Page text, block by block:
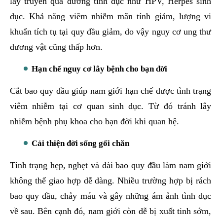
dục. Khả năng viêm nhiễm mãn tính giảm, lượng vi
khuẩn tích tụ tại quy đầu giảm, do vậy nguy cơ ung thư
dương vật cũng thấp hơn.
Hạn chế nguy cơ lây bệnh cho bạn đời
Cắt bao quy đầu giúp nam giới hạn chế được tình trạng
viêm nhiễm tại cơ quan sinh dục. Từ đó tránh lây
nhiễm bệnh phụ khoa cho bạn đời khi quan hệ.
Cải thiện đời sống gối chăn
Tình trạng hẹp, nghẹt và dài bao quy đầu làm nam giới
không thể giao hợp dễ dàng. Nhiều trường hợp bị rách
bao quy đầu, chảy máu và gây những ám ảnh tình dục
về sau. Bên cạnh đó, nam giới còn dễ bị xuất tinh sớm,